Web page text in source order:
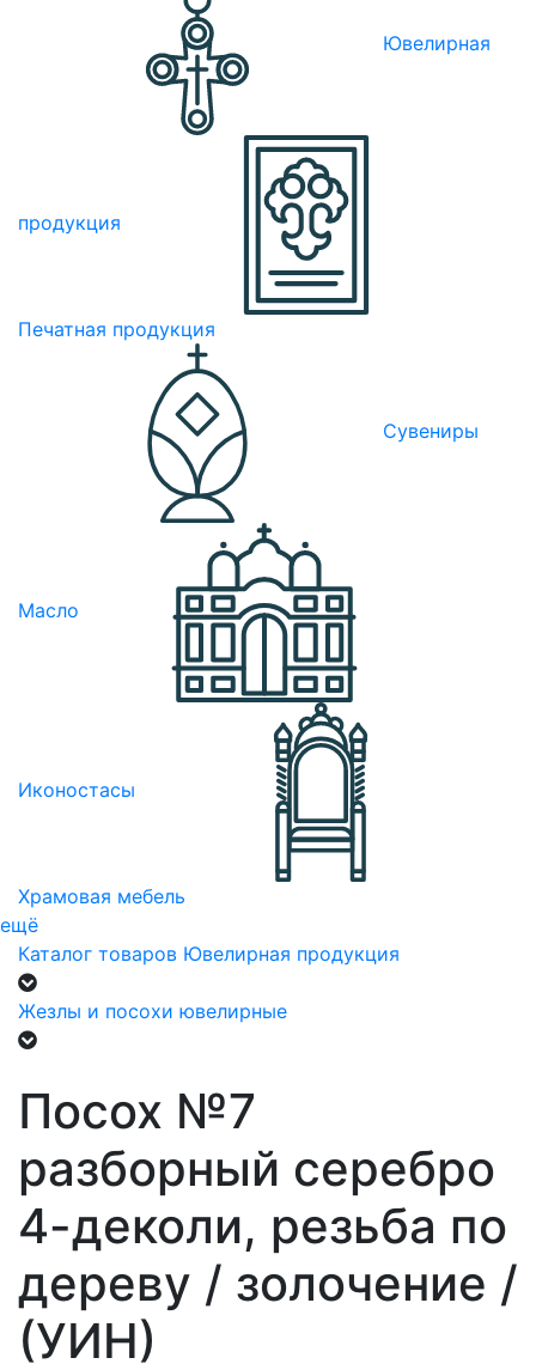
Ювелирная
продукция
Печатная продукция
Сувениры
Масло
Иконостасы
Храмовая мебель
ещё
Каталог товаров Ювелирная продукция
Жезлы и посохи ювелирные
Посох №7
разборный серебро
4-деколи, резьба по
дереву / золочение /
(УИН)